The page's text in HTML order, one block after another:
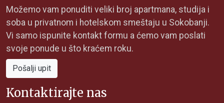
Možemo vam ponuditi veliki broj apartmana, studija i
soba u privatnom i hotelskom smeštaju u Sokobanji.
Vi samo ispunite kontakt formu a ćemo vam poslati
svoje ponude u što kraćem roku.
Pošalji upit
Kontaktirajte nas